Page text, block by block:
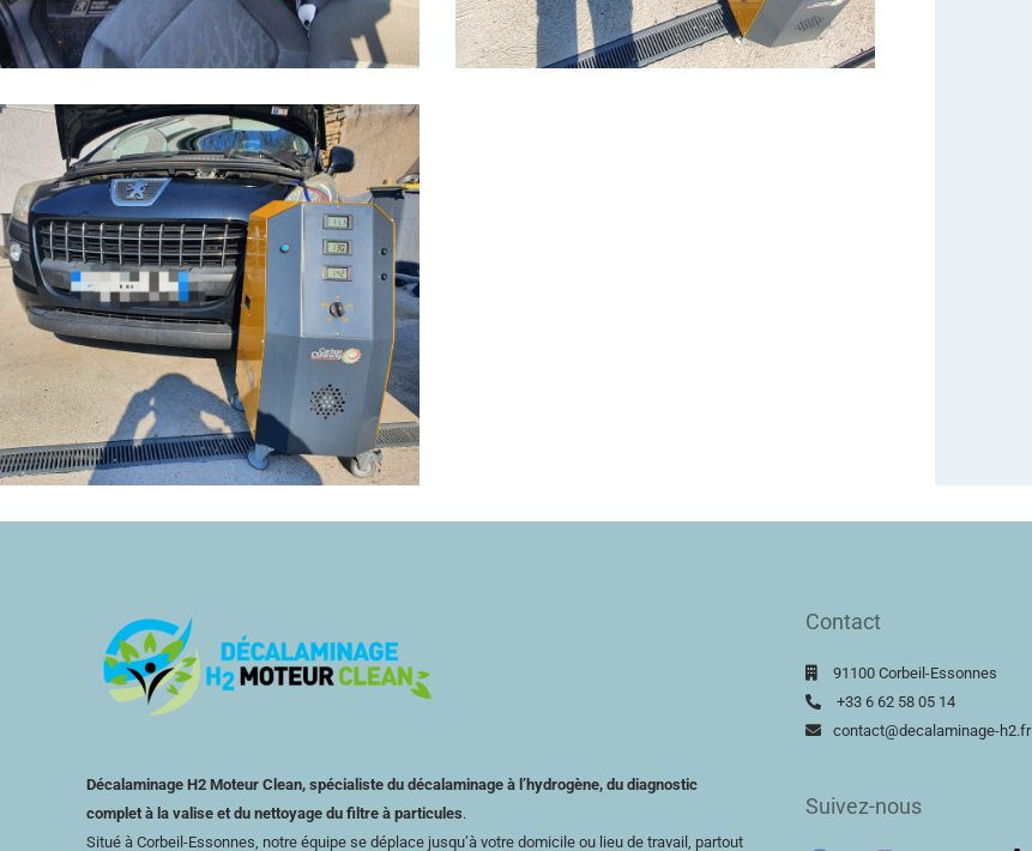
Décalaminage H2 Moteur Clean, spécialiste du décalaminage à l’hydrogène, du diagnostic
complet à la valise et du nettoyage du filtre à particules.
Situé à Corbeil-Essonnes, notre équipe se déplace jusqu’à votre domicile ou lieu de travail, partout
Contact
91100 Corbeil-Essonnes
+33 6 62 58 05 14
contact@decalaminage-h2.fr
Suivez-nous